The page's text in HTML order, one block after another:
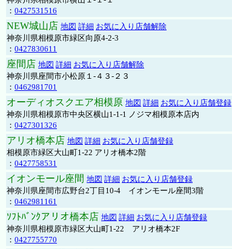
： 0427531516
NEW城山店 地図 詳細 お気に入り店舗解除
神奈川県相模原市緑区向原4-2-3
： 0427830611
座間店 地図 詳細 お気に入り店舗解除
神奈川県座間市小松原１-４３-２３
： 0462981701
オーディオスクエア相模原 地図 詳細 お気に入り店舗登録
神奈川県相模原市中央区横山1-1-1 ノジマ相模原本店内
： 0427301326
アリオ橋本店 地図 詳細 お気に入り店舗登録
相模原市緑区大山町1-22 アリオ橋本2階
： 0427758531
イオンモール座間 地図 詳細 お気に入り店舗登録
神奈川県座間市広野台2丁目10-4 イオンモール座間3階
： 0462981161
ｿﾌﾄﾊﾞﾝｸアリオ橋本店 地図 詳細 お気に入り店舗登録
神奈川県相模原市緑区大山町1-22 アリオ橋本2F
： 0427755770